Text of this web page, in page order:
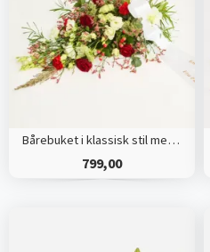
Bårebuket i klassisk stil med bånd
799,00